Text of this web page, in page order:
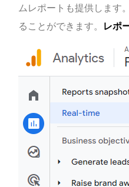
ムレポートも提供します
ることができます。 レポ